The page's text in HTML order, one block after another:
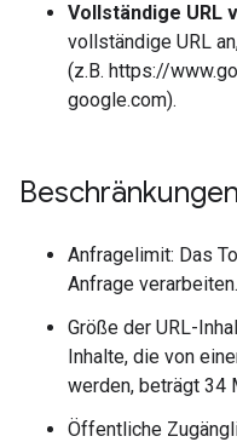
Vollständige URL
vollständige URL
(z.B. https://
google.com).
Beschränkungen
Anfragelimit: Das
Anfrage verarbeiten.
Größe der URL-
Inhalte, die von
werden, beträgt 34
Öffentliche